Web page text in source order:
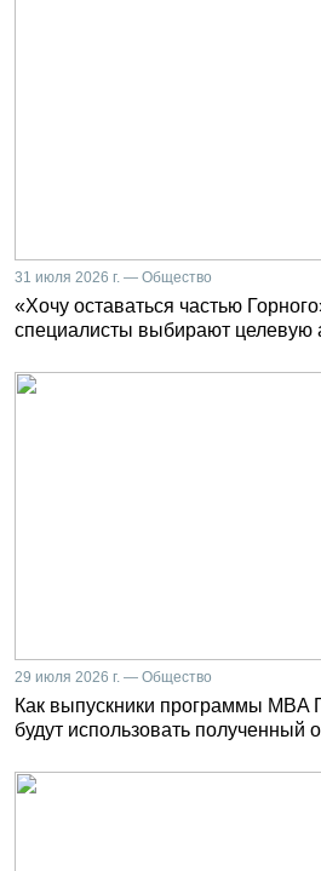
31 июля 2026 г. — Общество
«Хочу оставаться частью
специалисты выбирают целевую
29 июля 2026 г. — Общество
Как выпускники программы MBA
будут использовать полученный